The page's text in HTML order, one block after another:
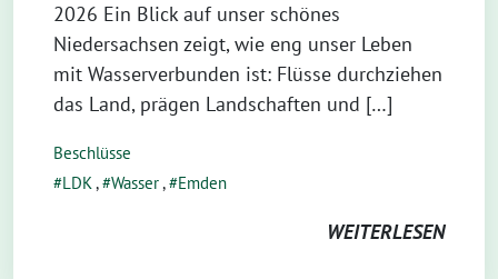
2026 Ein Blick auf unser schönes
Niedersachsen zeigt, wie eng unser Leben
mit Wasserverbunden ist: Flüsse durchziehen
das Land, prägen Landschaften und […]
Beschlüsse
LDK, Wasser, Emden
WEITERLESEN